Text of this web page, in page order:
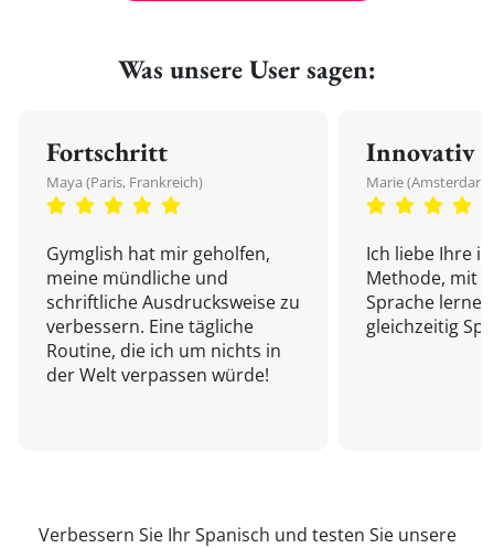
Was unsere User sagen:
Fortschritt
Maya (Paris, Frankreich)
Gymglish hat mir geholfen,
meine mündliche und
schriftliche Ausdrucksweise zu
verbessern. Eine tägliche
Routine, die ich um nichts in
der Welt verpassen würde!
Innovativ
Marie
Ich liebe Ihre
Methode, mit
Sprache
gleichzeitig
Verbessern Sie Ihr Spanisch und testen Sie unsere